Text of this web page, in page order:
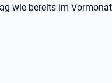
wie bereits im